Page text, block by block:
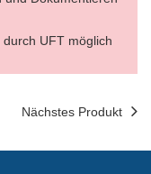
UFT möglich
Nächstes Produkt